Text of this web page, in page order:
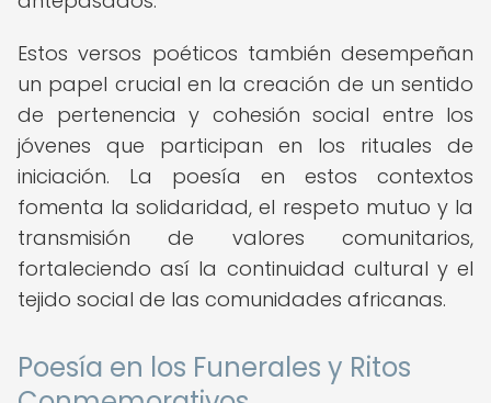
Estos versos poéticos también desempeñan
un papel crucial en la creación de un sentido
de pertenencia y cohesión social entre los
jóvenes que participan en los rituales de
iniciación. La poesía en estos contextos
fomenta la solidaridad, el respeto mutuo y la
transmisión de valores comunitarios,
fortaleciendo así la continuidad cultural y el
tejido social de las comunidades africanas.
Poesía en los Funerales y Ritos